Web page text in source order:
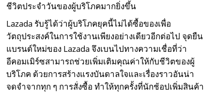
ชีวิตประจำวันของผู้บริโภคมากยิ่งขึ้น
Lazada รับรู้ได้ว่าผู้บริโภคยุคนี้ไม่ได้ซื้อของเพื่อ
วัตถุประสงค์ในการใช้งานเพียงอย่างเดียวอีกต่อไป จุดยืน
แบรนด์ใหม่ของ Lazada จึงเบนไปทางความเชื่อที่ว่า
อีคอมเมิร์ซสามารถช่วยเพิ่มเติมคุณค่าให้กับชีวิตของผู้
บริโภค ด้วยการสร้างแรงบันดาลใจและเรื่องราวอันน่า
จดจำจากทุก ๆ การสั่งซื้อ ทำให้ทุกครั้งที่นักช้อปเพิ่มสินค้า